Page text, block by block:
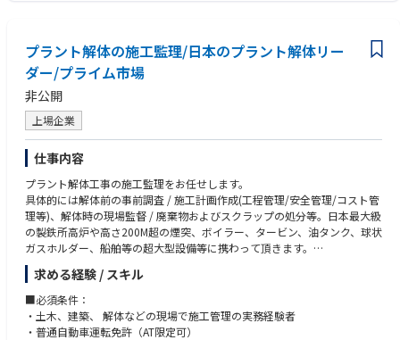
六古窯の一つに数えられるやきものの街、愛知県常滑市。「INAXライブミ
ュージアム」は、LIXILが運営する、土とやきものの歴史・文化・技術を体
感できる文化施設です。100年以上の歴史を持つレンガ造りの煙突や窯が
佇む「窯のある広場・資料館」、世界のタイルコレクションを展示する
「世界のタイル博物館」をはじめ、「トイレの文化館」「建築陶器のはじ
まり館」「土・どろんこ館」「陶楽工房」「やきもの工房」の7館から成
る、体験・体感型ミュージアムです。
プラント解体の施工監理/日本のプラント解体リー
ダー/プライム市場
非公開
上場企業
仕事内容
プラント解体工事の施工監理をお任せします。
具体的には解体前の事前調査 / 施工計画作成(工程管理/安全管理/コスト管
理等)、解体時の現場監督 / 廃棄物およびスクラップの処分等。日本最大級
の製鉄所高炉や高さ200M超の煙突、ボイラー、タービン、油タンク、球状
ガスホルダー、船舶等の超大型設備等に携わって頂きます。
案件ごとの工期が短く(平均1～3ヶ月)、また解体施工は品質管理関連の書
類作成がなく施工後のアフターフォローも無いため、平均残業時間が平均
20時間、18時～19時には帰宅できるなど業界ではかなり働きやすい環境
です。また管理監督業務が主なので、実作業で身体を使うことはありませ
求める経験 / スキル
■必須条件：
・土木、建築、 解体などの現場で施工管理の実務経験者
・普通自動車運転免許（AT限定可）